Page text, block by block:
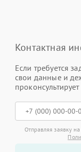
Контактная
Если требуется
свои данные и
Отправляя заявку